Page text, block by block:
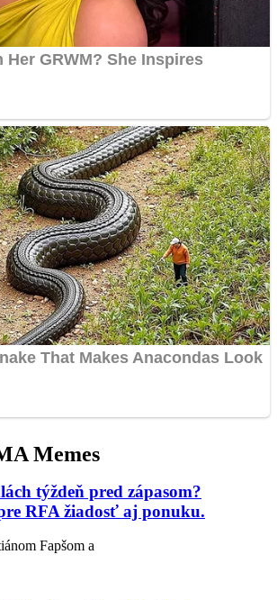
Memes
týždeň pred zápasom?
RFA žiadosť aj ponuku.
Fapšom a